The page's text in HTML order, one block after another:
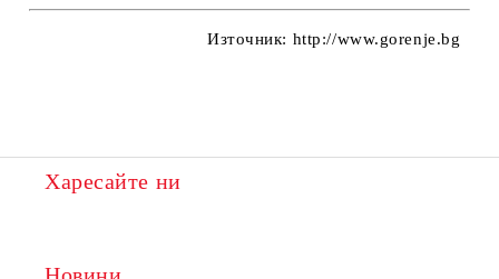
Източник: http://www.gorenje.bg
Харесайте ни